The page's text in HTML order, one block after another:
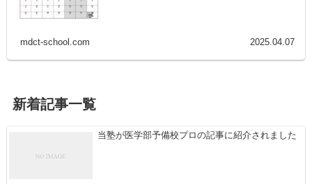
mdct-school.com 2025.04.07
新着記事一覧
当塾が医学部予備校プロの記事に紹介されました